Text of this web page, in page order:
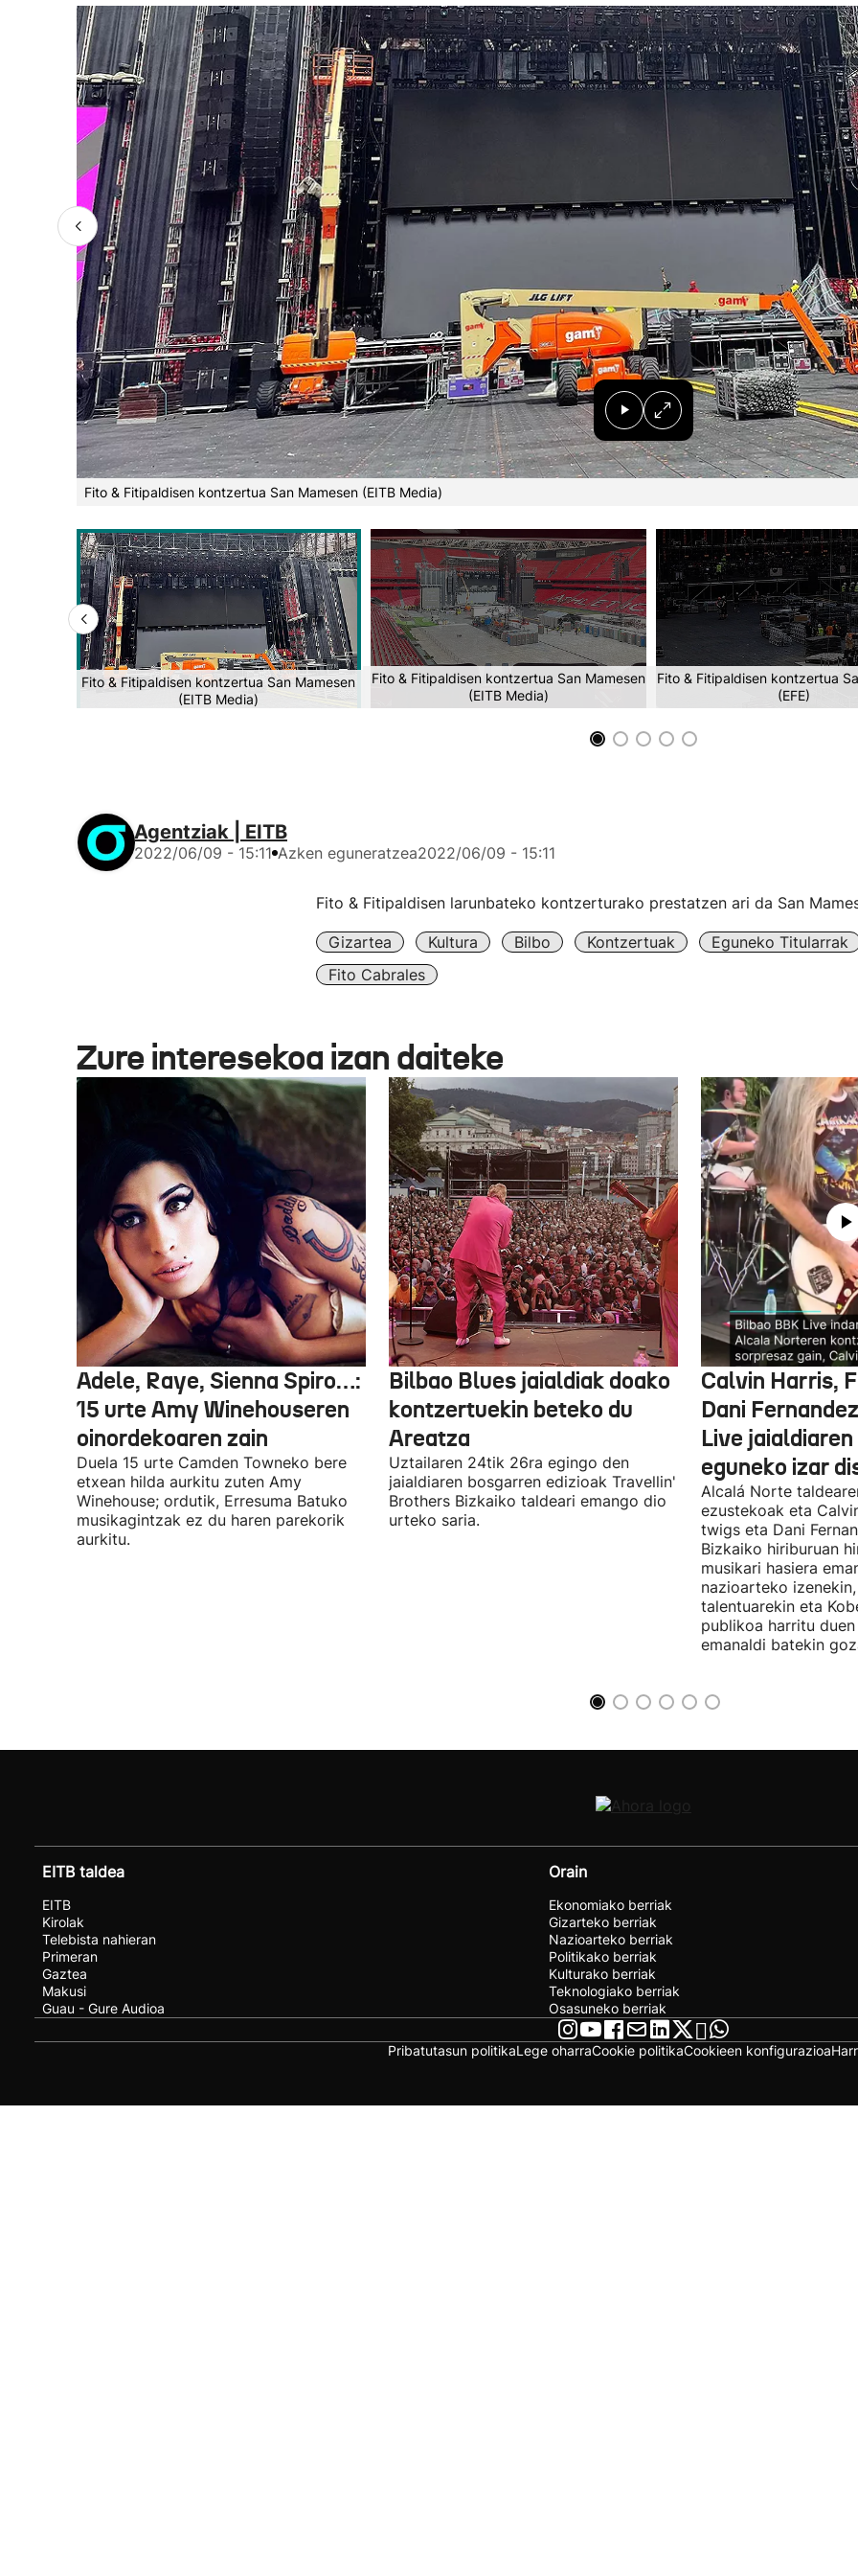
Fito & Fitipaldisen kontzertua San Mamesen (EITB Media)
Fito & Fitipaldisen kontzertua San Mamesen
(EITB Media)
Fito & Fitipaldisen kontzertua San Mamesen
(EITB Media)
Fito & Fitipaldisen kontzertua
(EFE)
Agentziak | EITB
2022/06/09 - 15:11 Azken eguneratzea2022/06/09 - 15:11
Fito & Fitipaldisen larunbateko kontzerturako prestatzen ari da San
Gizartea Kultura Bilbo Kontzertuak
Eguneko Titularrak
Fito Cabrales
Zure interesekoa izan daiteke
Adele, Raye, Sienna Spiro…:
15 urte Amy Winehouseren
oinordekoaren zain
Duela 15 urte Camden Towneko bere
etxean hilda aurkitu zuten Amy
Winehouse; ordutik, Erresuma Batuko
musikagintzak ez du haren parekorik
aurkitu.
Bilbao Blues jaialdiak doako
kontzertuekin beteko du
Areatza
Uztailaren 24tik 26ra egingo den
jaialdiaren bosgarren edizioak Travellin'
Brothers Bizkaiko taldeari emango dio
urteko saria.
Calvin Harris,
Dani
Live
eguneko izar
Alcalá Norte
ezustekoak eta
twigs eta Dani
Bizkaiko hiriburuan
musikari hasiera
nazioarteko
talentuarekin eta
publikoa harritu
emanaldi batekin
EITB taldea
EITB
Kirolak
Telebista nahieran
Primeran
Gaztea
Makusi
Guau - Gure Audioa
Orain
Ekonomiako berriak
Gizarteko berriak
Nazioarteko berriak
Politikako berriak
Kulturako berriak
Teknologiako berriak
Osasuneko berriak
Pribatutasun politikaLege oharraCookie politikaCookieen konfigurazioa